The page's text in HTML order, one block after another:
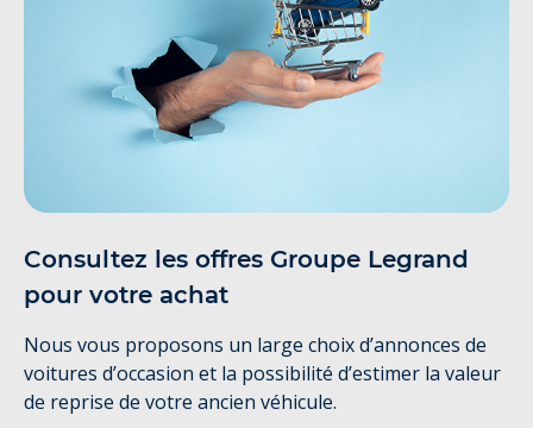
Consultez les offres Groupe Legrand
pour votre achat
Nous vous proposons un large choix d’annonces de
voitures d’occasion et la possibilité d’estimer la valeur
de reprise de votre ancien véhicule.